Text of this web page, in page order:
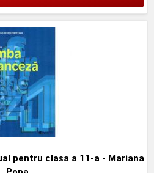
pentru clasa a 11-a - Mariana